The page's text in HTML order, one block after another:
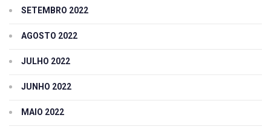
SETEMBRO 2022
AGOSTO 2022
JULHO 2022
JUNHO 2022
MAIO 2022